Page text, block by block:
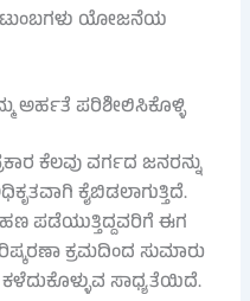
ಯೋಜನೆಯ
ಅರ್ಹತೆ ಪರಿಶೀಲಿಸಿಕೊಳ್ಳಿ
ಕೆಲವು ವರ್ಗದ ಜನರನ್ನು
ಕೈಬಿಡಲಾಗುತ್ತಿದೆ.
ಪಡೆಯುತ್ತಿದ್ದವರಿಗೆ ಈಗ
ಕ್ರಮದಿಂದ ಸುಮಾರು
ಕಳೆದುಕೊಳ್ಳುವ ಸಾಧ್ಯತೆಯಿದೆ.